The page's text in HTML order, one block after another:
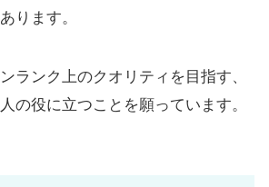
ります。
ランク上のクオリティを目指す、
の役に立つことを願っています。